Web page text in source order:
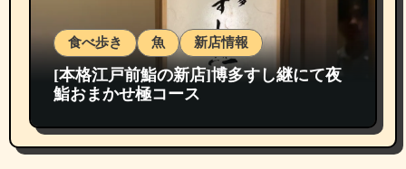
食べ歩き 魚 新店情報
[本格江戸前鮨の新店]博多すし継にて夜
鮨おまかせ極コース